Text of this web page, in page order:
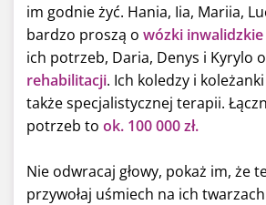
im godnie żyć. Hania, Iia, Mariia,
bardzo proszą o wózki inwalidzkie
ich potrzeb, Daria, Denys i Kyrylo o
rehabilitacji. Ich koledzy i
także specjalistycznej terapii.
potrzeb to ok. 100 000 zł.
Nie odwracaj głowy, pokaż im, że
przywołaj uśmiech na ich